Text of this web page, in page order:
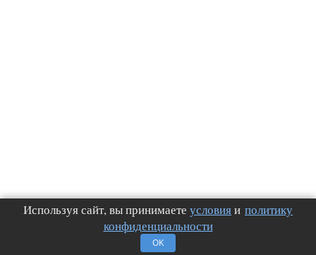
Используя сайт, вы принимаете условияи политику
конфиденциальности
OK